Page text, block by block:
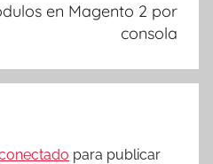
en Magento 2 por
consola
para publicar